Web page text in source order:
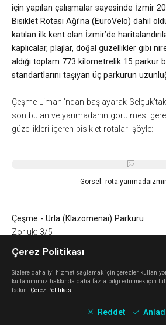
için yapılan çalışmalar sayesinde İzmir
Bisiklet Rotası Ağı’na (EuroVelo) dahil
katılan ilk kent olan İzmir’de
kaplıcalar, plajlar, doğal güzellikler gibi
aldığı toplam 773 kilometrelik 15 parkur
standartlarını taşıyan üç parkurun
Çeşme Limanı’ndan başlayarak
son bulan ve yarımadanın görülmesi
güzellikleri içeren bisiklet rotaları şöyle:
Görsel:
Çeşme - Urla (Klazomenai) Parkuru
Zorluk: 3/5
parkurun toplam uzunluğu 77.4 kilometre.
İskele'den başlayıp Urla İskele'de,
girişinde biter. En yüksek noktası 297
yollardan Ovacık Köyü üzerinden
Çerez Politikası
Sizlere daha iyi hizmet sağlamak için çerezler
kullanımımız hakkında daha fazla bilgi edinmek için
bakın. Çerez Politikası
Reddet